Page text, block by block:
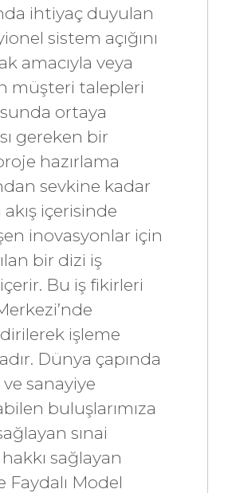
ihtiyaç duyulan
sistem açığını
amacıyla veya
müşteri talepleri
ortaya
gereken bir
hazırlama
sevkine kadar
içerisinde
inovasyonlar için
bir dizi iş
Bu iş fikirleri
işleme
Dünya çapında
sanayiye
buluşlarımıza
sınai
sağlayan
Faydalı Model